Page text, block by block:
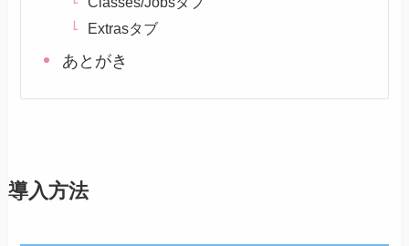
Extrasタブ
あとがき
導入方法